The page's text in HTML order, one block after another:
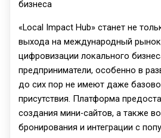
бизнеса
«Local Impact Hub» станет не
выхода на международный
цифровизации локального
предприниматели, особенно в
до сих пор не имеют даже
присутствия. Платформа
создания мини-сайтов, а также
бронирования и интеграции с